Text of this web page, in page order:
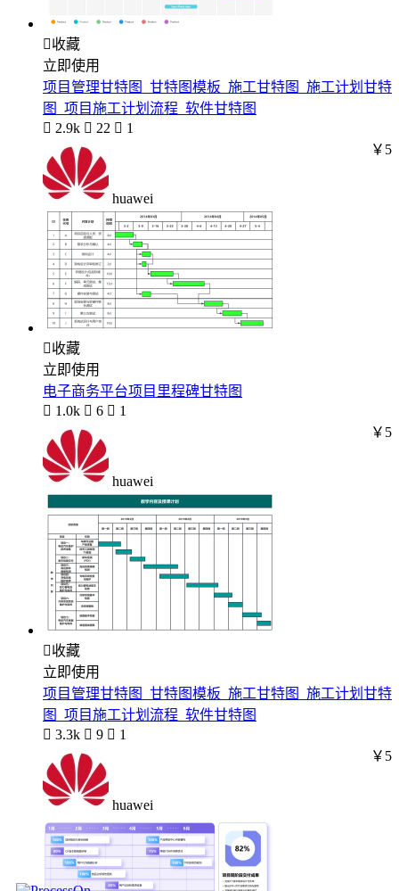
收藏
立即使用
项目管理甘特图_甘特图模板_施工甘特图_施工计划甘特
图_项目施工计划流程_软件甘特图
 2.9k  22  1
huawei
￥5
收藏
立即使用
电子商务平台项目里程碑甘特图
 1.0k  6  1
huawei
￥5
收藏
立即使用
项目管理甘特图_甘特图模板_施工甘特图_施工计划甘特
图_项目施工计划流程_软件甘特图
 3.3k  9  1
huawei
￥5